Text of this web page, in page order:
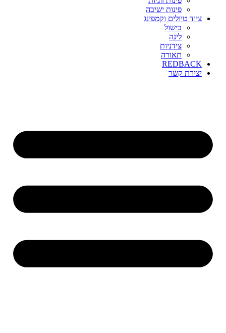
פינות ישיבה
ציוד טיולים וקמפינג
בישול
לינה
צידניות
תאורה
REDBACK
יצירת קשר